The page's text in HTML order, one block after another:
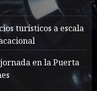
Than the
Its About Weight
862
turísticos a escala
en la Puerta